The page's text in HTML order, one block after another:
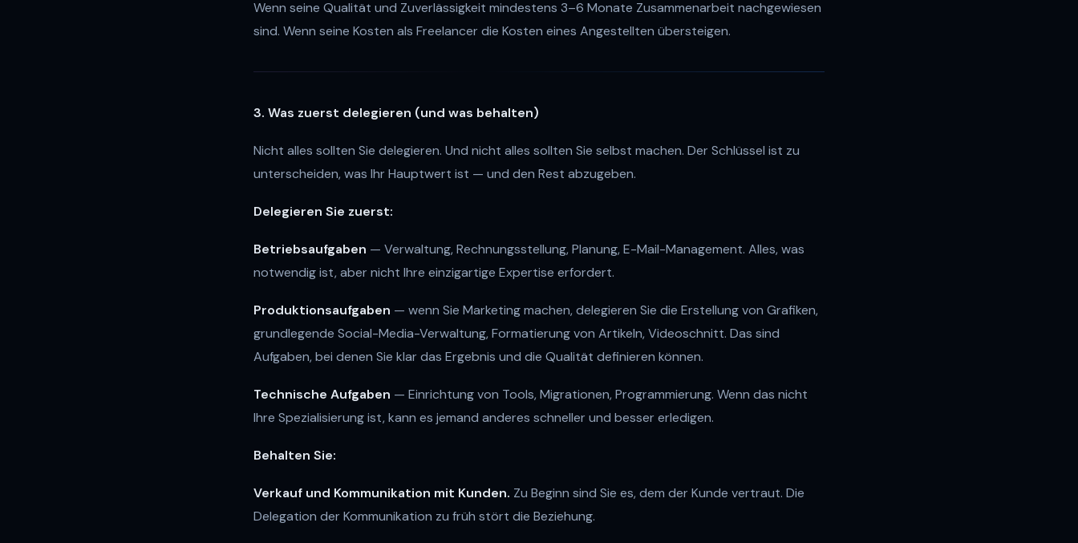
Wenn seine Qualität und Zuverlässigkeit mindestens 3–6 Monate Zusammenarbeit nachgewiesen
sind. Wenn seine Kosten als Freelancer die Kosten eines Angestellten übersteigen.
3. Was zuerst delegieren (und was behalten)
Nicht alles sollten Sie delegieren. Und nicht alles sollten Sie selbst machen. Der Schlüssel ist zu
unterscheiden, was Ihr Hauptwert ist — und den Rest abzugeben.
Delegieren Sie zuerst:
Betriebsaufgaben — Verwaltung, Rechnungsstellung, Planung, E-Mail-Management. Alles, was
notwendig ist, aber nicht Ihre einzigartige Expertise erfordert.
Produktionsaufgaben — wenn Sie Marketing machen, delegieren Sie die Erstellung von Grafiken,
grundlegende Social-Media-Verwaltung, Formatierung von Artikeln, Videoschnitt. Das sind
Aufgaben, bei denen Sie klar das Ergebnis und die Qualität definieren können.
Technische Aufgaben — Einrichtung von Tools, Migrationen, Programmierung. Wenn das nicht
Ihre Spezialisierung ist, kann es jemand anderes schneller und besser erledigen.
Behalten Sie:
Verkauf und Kommunikation mit Kunden. Zu Beginn sind Sie es, dem der Kunde vertraut. Die
Delegation der Kommunikation zu früh stört die Beziehung.